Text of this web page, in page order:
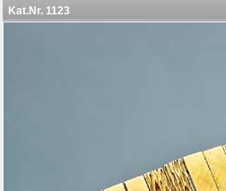
Kat.Nr. 1123